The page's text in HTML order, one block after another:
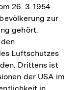
26. 3. 1954
zur
gehört.
Luftschutzes
Drittens ist
der USA im
in